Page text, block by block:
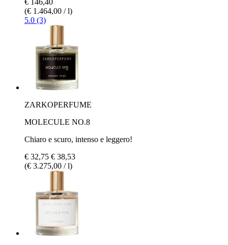
(€ 1.464,00 / l)
5.0 (3)
ZARKOPERFUME
MOLECULE NO.8
Chiaro e scuro, intenso e leggero!
€ 32,75 € 38,53
(€ 3.275,00 / l)